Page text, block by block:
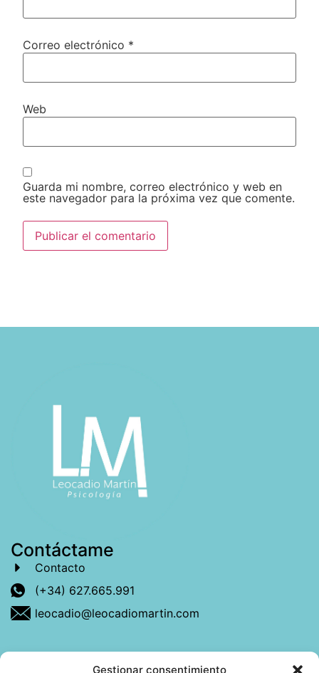
Gestionar consentimiento
Correo electrónico *
Web
Guarda mi nombre, correo electrónico y web en
este navegador para la próxima vez que comente.
Contáctame
Contacto
(+34) 627.665.991
leocadio@leocadiomartin.com